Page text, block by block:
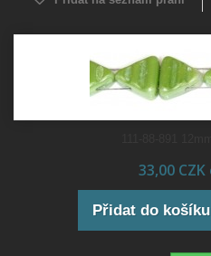
33,00
Přidat do košíku